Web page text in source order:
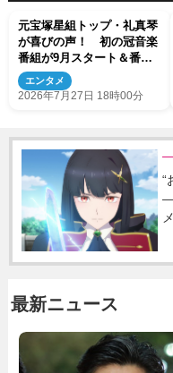
元宝塚星組トップ・礼真琴
が喜びの声！ 初の冠音楽
番組が9月スタート＆番組
ビジュアル公開
エンタメ
2026年7月27日 18時00分
“
最新ニュース